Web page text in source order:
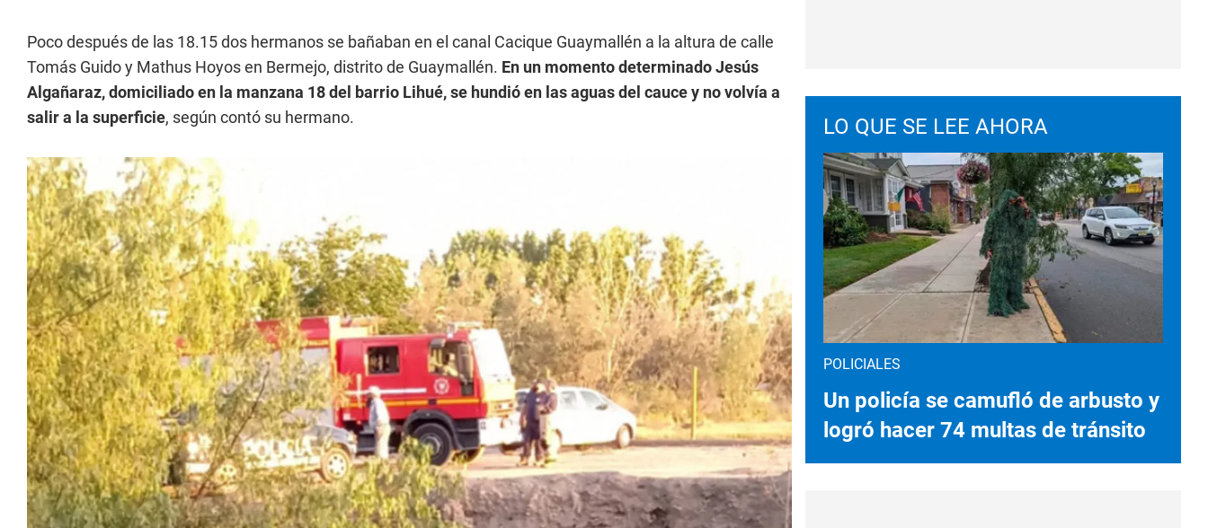
Poco después de las 18.15 dos hermanos se bañaban en el canal Cacique Guaymallén a la altura de calle
Tomás Guido y Mathus Hoyos en Bermejo, distrito de Guaymallén. En un momento determinado Jesús
Algañaraz, domiciliado en la manzana 18 del barrio Lihué, se hundió en las aguas del cauce y no volvía a
salir a la superficie, según contó su hermano. LO QUE SE LEE AHORA
POLICIALES
Un policía se camufló de arbusto y
logró hacer 74 multas de tránsito